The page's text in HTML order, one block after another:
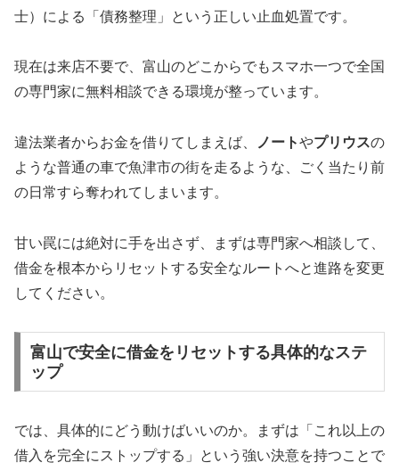
士）による「債務整理」という正しい止血処置です。
現在は来店不要で、富山のどこからでもスマホ一つで全国
の専門家に無料相談できる環境が整っています。
違法業者からお金を借りてしまえば、 ノートやプリウスの
ような普通の車で魚津市の街を走るような、ごく当たり前
の日常すら奪われてしまいます。
甘い罠には絶対に手を出さず、まずは専門家へ相談して、
借金を根本からリセットする安全なルートへと進路を変更
してください。
富山で安全に借金をリセットする具体的なステ
ップ
では、具体的にどう動けばいいのか。まずは「これ以上の
借入を完全にストップする」という強い決意を持つことで